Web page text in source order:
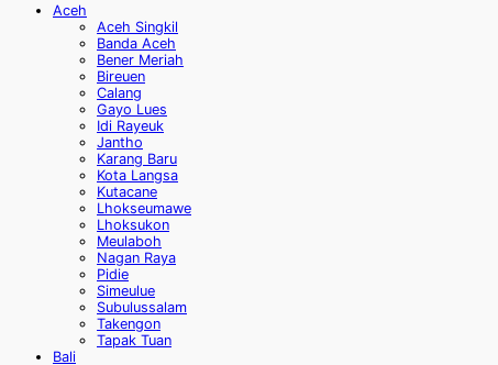
Aceh
Aceh Singkil
Banda Aceh
Bener Meriah
Bireuen
Calang
Gayo Lues
Idi Rayeuk
Jantho
Karang Baru
Kota Langsa
Kutacane
Lhokseumawe
Lhoksukon
Meulaboh
Nagan Raya
Pidie
Simeulue
Subulussalam
Takengon
Tapak Tuan
Bali